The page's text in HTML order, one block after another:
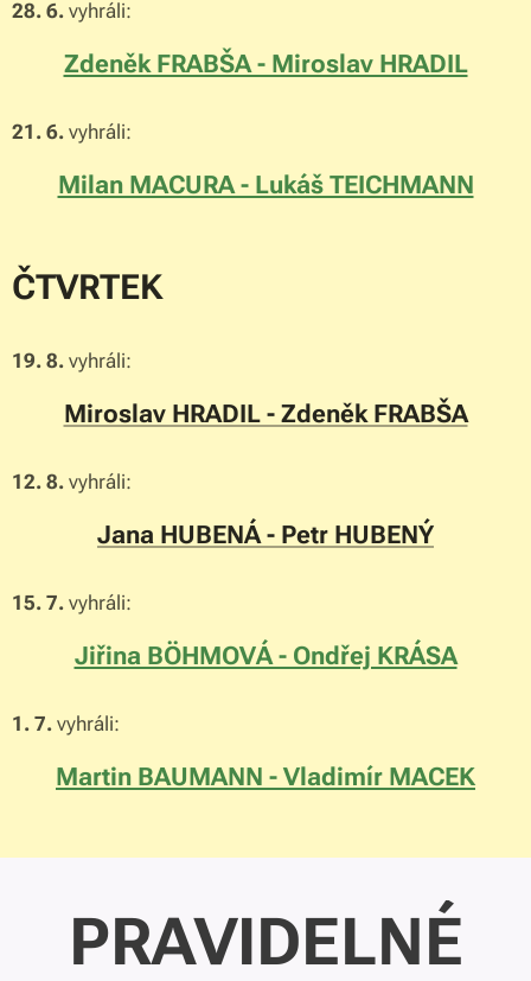
28. 6. vyhráli:
Zdeněk FRABŠA - Miroslav HRADIL
21. 6. vyhráli:
Milan MACURA - Lukáš TEICHMANN
ČTVRTEK
19. 8. vyhráli:
Miroslav HRADIL - Zdeněk FRABŠA
12. 8. vyhráli:
Jana HUBENÁ - Petr HUBENÝ
15. 7. vyhráli:
Jiřina BÖHMOVÁ - Ondřej KRÁSA
1. 7. vyhráli:
Martin BAUMANN - Vladimír MACEK
PRAVIDELNÉ